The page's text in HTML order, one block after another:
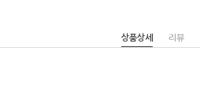
상품상세 리뷰